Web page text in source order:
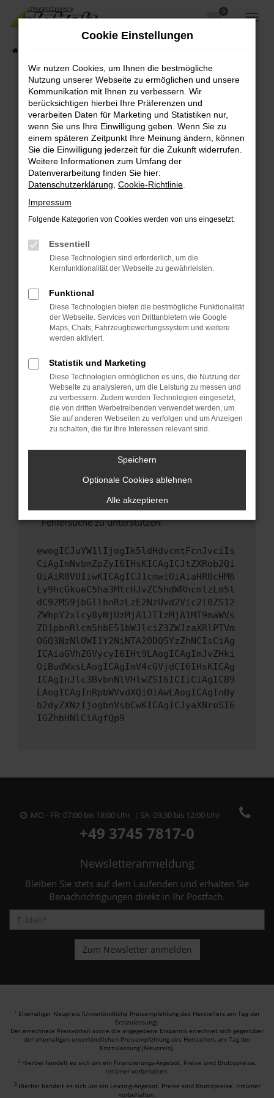
Zum
Hauptinhalt
0
Fehler: Network Error
Beim Laden ist ein Fehler aufgetreten.
Hier sind ein paar Tipps, die dir helfen können:
Überprüfe deine Firewall und deine
Internetverbindung.
Laden andere Webseiten, zum Beispiel deine
Suchmaschine?
Prüfe deine Browsererweiterungen.
Manche Erweiterungen, wie Werbeblocker,
können das Laden bestimmter Seiten
verhindern. Funktioniert die Seite in einem
Fenster?
Starte dein Gerät neu.
Das kann manchmal helfen, vorübergehende
Probleme zu beheben.
Betriebssystem auf dem neuesten Stand
sind.
Veraltete Software birgt nicht nur ein
Sicherheitsrisiko, sondern kann auch dazu
führen, dass bestimmte Funktionen nicht mehr
unterstützt werden.
Wende dich an den Webseitenbetreiber.
Wenn du alle oben genannten Schritte versucht
hast, kontaktiere uns bitte. Wir werden
versuchen, das Problem zu beheben. Du kannst
uns diesen Text schicken, um uns bei der
Fehlersuche zu unterstützen:
ewogICJuYW1lIjogIk5ldHdvcmtFcnJvciIs
CiAgImNvbmZpZyI6IHsKICAgICJtZXRob2Qi
OiAiR0VUIiwKICAgICJ1cmwiOiAiaHR0cHM6
Ly9hcGkueC5ha3MtcHJvZC5hdWRhcmlzLm5l
dC92MS9jbGllbnRzLzE2NzUvd2Vic2l0ZS12
ZWhpY2xlcy8yNjUzMjA1JTIzMjA1MT9maWVs
ZD1pbnRlcm5hbE51bWJlciZ3ZWJzaXRlPTVm
OGQ3NzNlOWI1Y2NiNTA2ODQ5YzZhNCIsCiAg
ICAiaGVhZGVycyI6IHt9LAogICAgImJvZHki
OiBudWxsLAogICAgImV4cGVjdCI6IHsKICAg
ICAgInJlc3BvbnNlVHlwZSI6ICIiCiAgICB9
LAogICAgInRpbWVvdXQiOiAwLAogICAgInBy
b2dyZXNzIjogbnVsbCwKICAgICJyaXNreSI6
IGZhbHNlCiAgfQp9
MO - FR: 07:00 bis 18:00 Uhr | SA: 09:30 bis 12:00 Uhr
+49 3745 7817-0
Newsletteranmeldung
Bleiben Sie stets auf dem Laufenden und erhalten Sie
Benachrichtigungen direkt in Ihr Postfach.
1 Ehemaliger Neupreis (Unverbindliche Preisempfehlung des Herstellers am Tag der
Erstzulassung).
Der errechnete Preisvorteil sowie die angegebene Ersparnis errechnet sich gegenüber
der ehemaligen unverbindlichen Preisempfehlung des Herstellers am Tag der
Erstzulassung (Neupreis).
2 Hierbei handelt es sich um ein Finanzierungs-Angebot. Preise sind Bruttopreise.
Irrtümer vorbehalten.
3 Hierbei handelt es sich um ein Leasing-Angebot. Preise sind Bruttopreise. Irrtümer
vorbehalten.
Cookie Einstellungen
Wir nutzen Cookies, um Ihnen die bestmögliche
Nutzung unserer Webseite zu ermöglichen und unsere
Kommunikation mit Ihnen zu verbessern. Wir
berücksichtigen hierbei Ihre Präferenzen und
verarbeiten Daten für Marketing und Statistiken nur,
wenn Sie uns Ihre Einwilligung geben. Wenn Sie zu
einem späteren Zeitpunkt Ihre Meinung ändern, können
Sie die Einwilligung jederzeit für die Zukunft widerrufen.
Weitere Informationen zum Umfang der
Datenverarbeitung finden Sie hier:
Datenschutzerklärung Cookie-Richtlinie
Impressum
Folgende Kategorien von Cookies werden von uns eingesetzt:
Essentiell
Diese Technologien sind erforderlich, um die
Kernfunktionalität der Webseite zu gewährleisten.
Funktional
Diese Technologien bieten die bestmögliche Funktionalität
der Webseite. Services von Drittanbietern wie Google
Maps, Chats, Fahrzeugbewertungssystem und weitere
werden aktiviert.
Statistik und Marketing
Diese Technologien ermöglichen es uns, die Nutzung der
Webseite zu analysieren, um die Leistung zu messen und
zu verbessern. Zudem werden Technologien eingesetzt,
die von dritten Werbetreibenden verwendet werden, um
Sie auf anderen Webseiten zu verfolgen und um Anzeigen
zu schalten, die für Ihre Interessen relevant sind.
Speichern
Optionale Cookies ablehnen
Alle akzeptieren